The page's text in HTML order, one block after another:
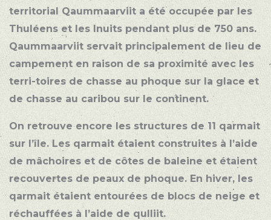
territorial Qaummaarviit a été occupée par les
Thuléens et les Inuits pendant plus de 750 ans.
Qaummaarviit servait principalement de lieu de
campement en raison de sa proximité avec les
terri-toires de chasse au phoque sur la glace et
de chasse au caribou sur le continent.
On retrouve encore les structures de 11 qarmait
sur l’île. Les qarmait étaient construites à l’aide
de mâchoires et de côtes de baleine et étaient
recouvertes de peaux de phoque. En hiver, les
qarmait étaient entourées de blocs de neige et
réchauffées à l’aide de qulliit.